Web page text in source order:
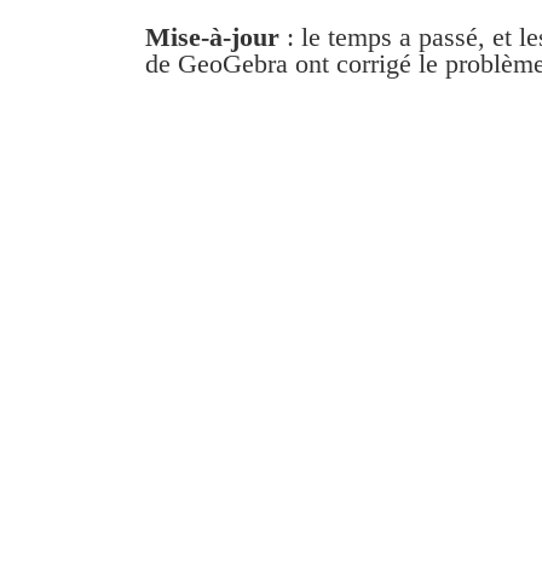
Mise-à-jour : le temps a passé, et
de GeoGebra ont corrigé le